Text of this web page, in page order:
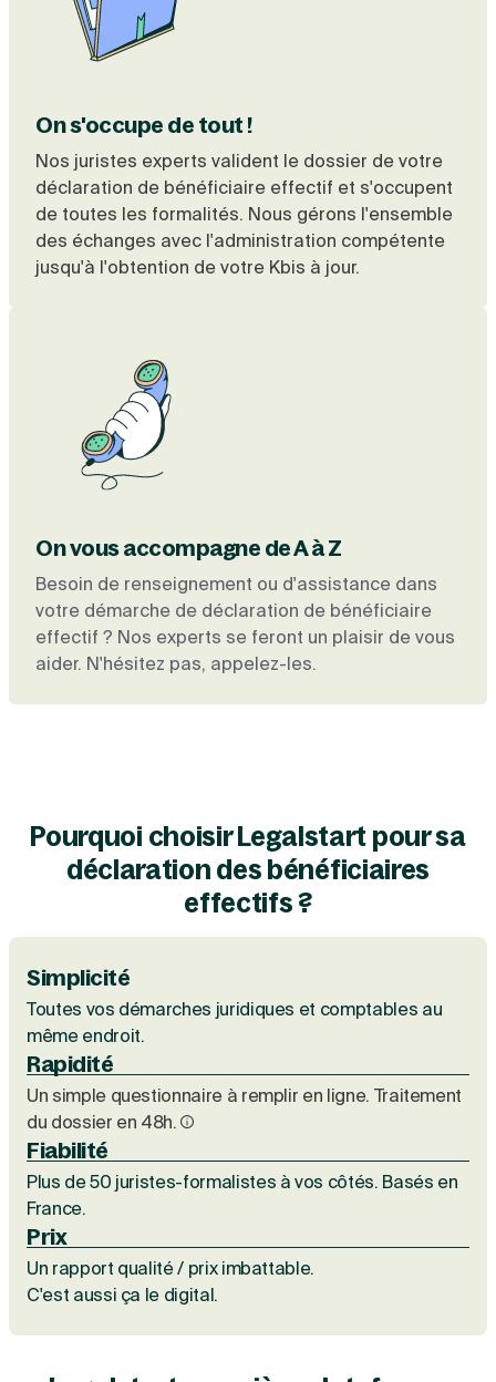
On s'occupe de tout !
Nos juristes experts valident le dossier de votre
déclaration de bénéficiaire effectif et s'occupent
de toutes les formalités. Nous gérons l'ensemble
des échanges avec l'administration compétente
jusqu'à l'obtention de votre Kbis à jour.
On vous accompagne de A à Z
Besoin de renseignement ou d'assistance dans
votre démarche de déclaration de bénéficiaire
effectif ? Nos experts se feront un plaisir de vous
aider. N'hésitez pas, appelez-les.
Pourquoi choisir Legalstart pour sa
déclaration des bénéficiaires
effectifs ?
Simplicité
Toutes vos démarches juridiques et comptables au
même endroit.
Rapidité
Un simple questionnaire à remplir en ligne. Traitement
du dossier en 48h.
Fiabilité
Plus de 50 juristes-formalistes à vos côtés. Basés en
France.
Prix
Un rapport qualité / prix imbattable.
C'est aussi ça le digital.